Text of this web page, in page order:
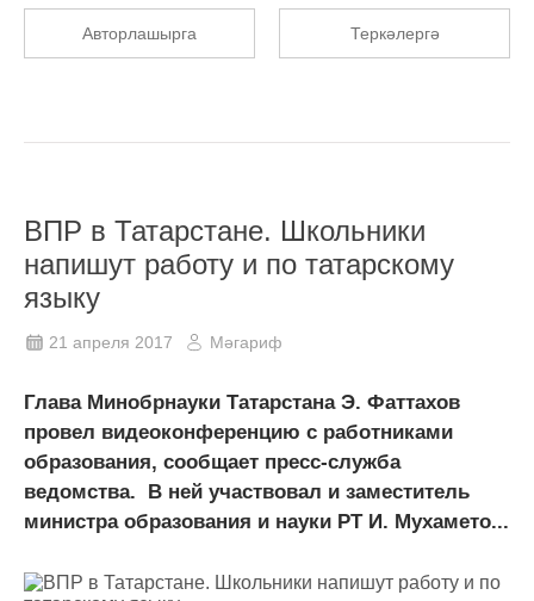
Авторлашырга Теркәлергә
ВПР в Татарстане. Школьники
напишут работу и по татарскому
языку
21 апреля 2017 Мәгариф
Глава Минобрнауки Татарстана Э. Фаттахов
провел видеоконференцию с работниками
образования, сообщает пресс-служба
ведомства. В ней участвовал и заместитель
министра образования и науки РТ И. Мухамето...